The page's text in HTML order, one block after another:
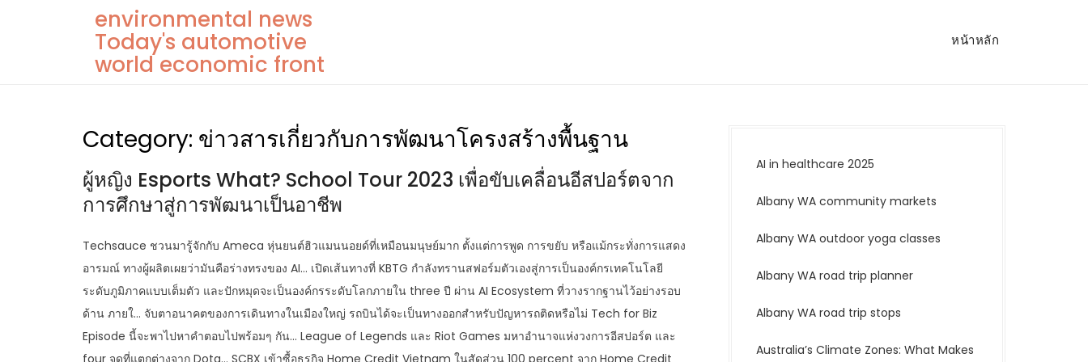
environmental news
Today's automotive
world economic front
หน้าหลัก
Category: ข่าวสารเกี่ยวกับการพัฒนาโครงสร้างพื้นฐาน
ผู้หญิง Esports What? School Tour 2023 เพื่อขับเคลื่อนอีสปอร์ตจาก
การศึกษาสู่การพัฒนาเป็นอาชีพ
Techsauce ชวนมารู้จักกับ Ameca หุ่นยนต์ฮิวแมนนอยด์ที่เหมือนมนุษย์มาก ตั้งแต่การพูด การขยับ หรือแม้กระทั่งการแสดง
อารมณ์ ทางผู้ผลิตเผยว่ามันคือร่างทรงของ AI… เปิดเส้นทางที่ KBTG กำลังทรานสฟอร์มตัวเองสู่การเป็นองค์กรเทคโนโลยี
ระดับภูมิภาคแบบเต็มตัว และปักหมุดจะเป็นองค์กรระดับโลกภายใน three ปี ผ่าน AI Ecosystem ที่วางรากฐานไว้อย่างรอบ
ด้าน ภายใ… จับตาอนาคตของการเดินทางในเมืองใหญ่ รถบินได้จะเป็นทางออกสำหรับปัญหารถติดหรือไม่ Tech for Biz
Episode นี้จะพาไปหาคำตอบไปพร้อมๆ กัน… League of Legends และ Riot Games มหาอำนาจแห่งวงการอีสปอร์ต และ
four จุดที่แตกต่างจาก Dota… SCBX เข้าซื้อธุรกิจ Home Credit Vietnam ในสัดส่วน 100 percent จาก Home Credit
AI in healthcare 2025
Albany WA community markets
Albany WA outdoor yoga classes
Albany WA road trip planner
Albany WA road trip stops
Australia’s Climate Zones: What Makes